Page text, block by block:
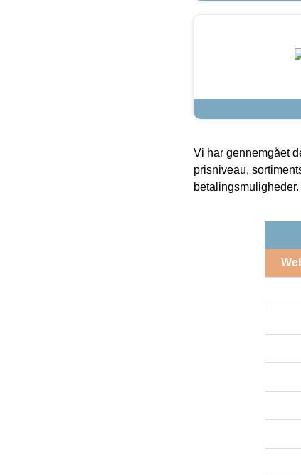
Vi har gennemgået
prisniveau,
betalingsmuligheder.